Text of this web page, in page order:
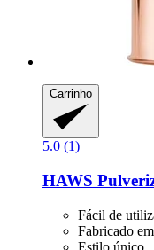
Carrinho
5.0 (1)
HAWS
Fácil de
Fabricado
Estilo único